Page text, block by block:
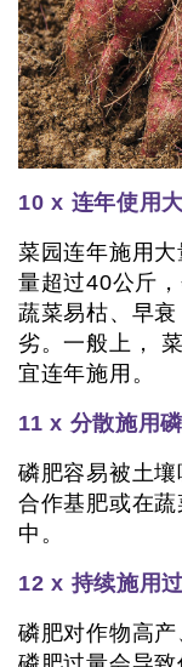
10 x 连年使用
菜园连年施用
量超过40公斤
蔬菜易枯、早
劣。一般上，
宜连年施用。
11 x 分散施用
磷肥容易被土
合作基肥或在
中。
12 x 持续施用
磷肥对作物高